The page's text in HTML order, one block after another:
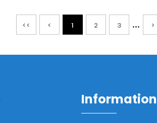
<< < 1 2 3 ... >
Information